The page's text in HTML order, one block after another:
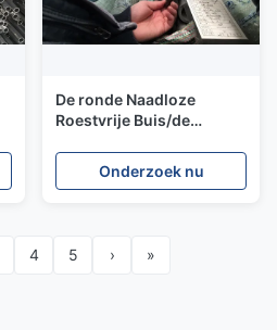
De ronde Naadloze
Roestvrije Buis/de
onthardden Buis
EN10216 5 1,4301 1,4307
Onderzoek nu
4 5 › »